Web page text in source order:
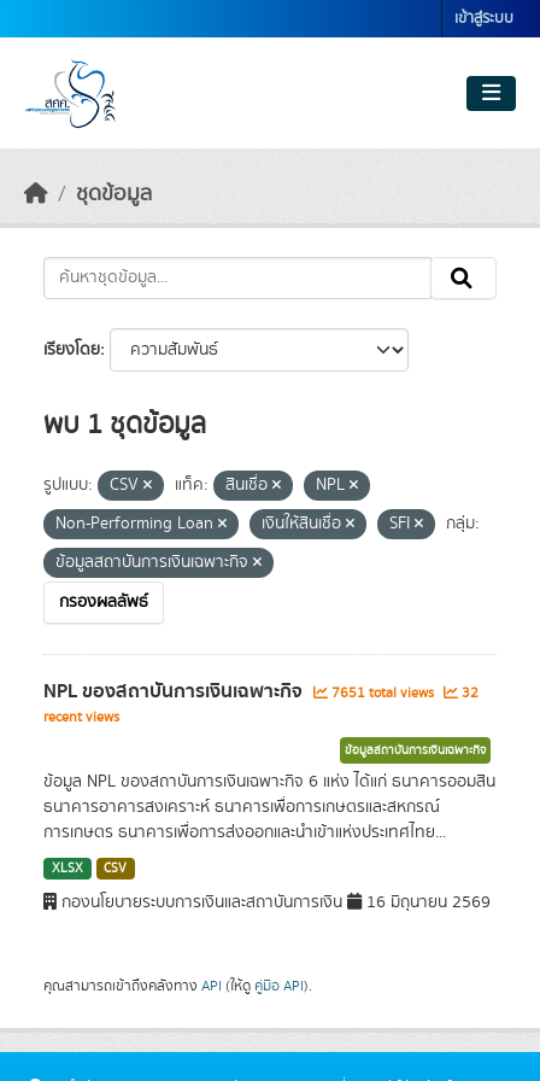
เข้าสู่ระบบ
ชุดข้อมูล
เรียงโดย
พบ 1 ชุดข้อมูล
รูปแบบ: CSV แท็ค: สินเชื่อ
NPL
Non-Performing Loan
เงินให้สินเชื่อ SFI
กลุ่ม:
ข้อมูลสถาบันการเงินเฉพาะกิจ
กรองผลลัพธ์
NPL ของสถาบันการเงินเฉพาะกิจ 7651 total views
32
recent views
ข้อมูลสถาบันการเงินเฉพาะกิจ
ข้อมูล NPL ของสถาบันการเงินเฉพาะกิจ 6 แห่ง ได้แก่ ธนาคารออมสิน
ธนาคารอาคารสงเคราะห์ ธนาคารเพื่อการเกษตรและสหกรณ์
การเกษตร ธนาคารเพื่อการส่งออกและนำเข้าแห่งประเทศไทย...
XLSX CSV
กองนโยบายระบบการเงินและสถาบันการเงิน 16 มิถุนายน 2569
คุณสามารถเข้าถึงคลังทาง API (ให้ดู คู่มือ API).